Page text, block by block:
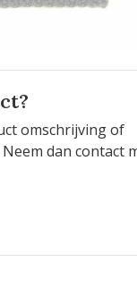
omschrijving of
dan contact